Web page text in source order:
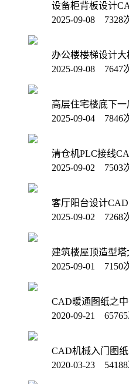
设备柜背板设计
2025-09-08 7328
办公楼楼梯设计
2025-09-08 7647
高层住宅楼底下
2025-09-04 7846
清仓机PLC接线
2025-09-02 7503
客厅阳台设计
2025-09-02 7268
建筑楼屋顶造型
2025-09-01 7150
CAD暖通图纸之
2020-09-21
CAD机械入门图
2020-03-23